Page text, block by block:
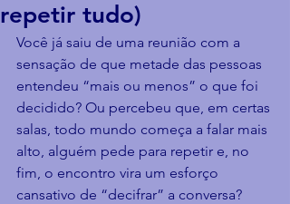
repetir tudo)
Você já saiu de uma reunião com a
sensação de que metade das pessoas
entendeu “mais ou menos” o que foi
decidido? Ou percebeu que, em certas
salas, todo mundo começa a falar mais
alto, alguém pede para repetir e, no
fim, o encontro vira um esforço
cansativo de “decifrar” a conversa?